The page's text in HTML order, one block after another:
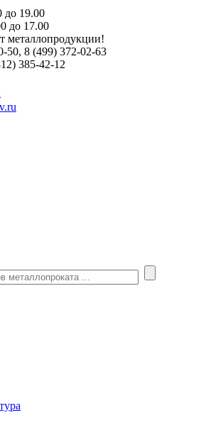
до 19.00
до 17.00
металлопродукции!
50, 8 (499) 372-02-63
385-42-12